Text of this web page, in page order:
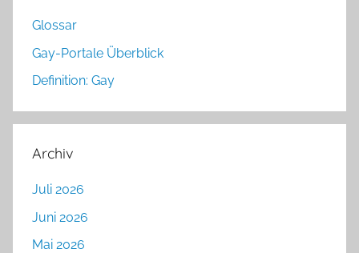
Glossar
Gay-Portale Überblick
Definition: Gay
Archiv
Juli 2026
Juni 2026
Mai 2026